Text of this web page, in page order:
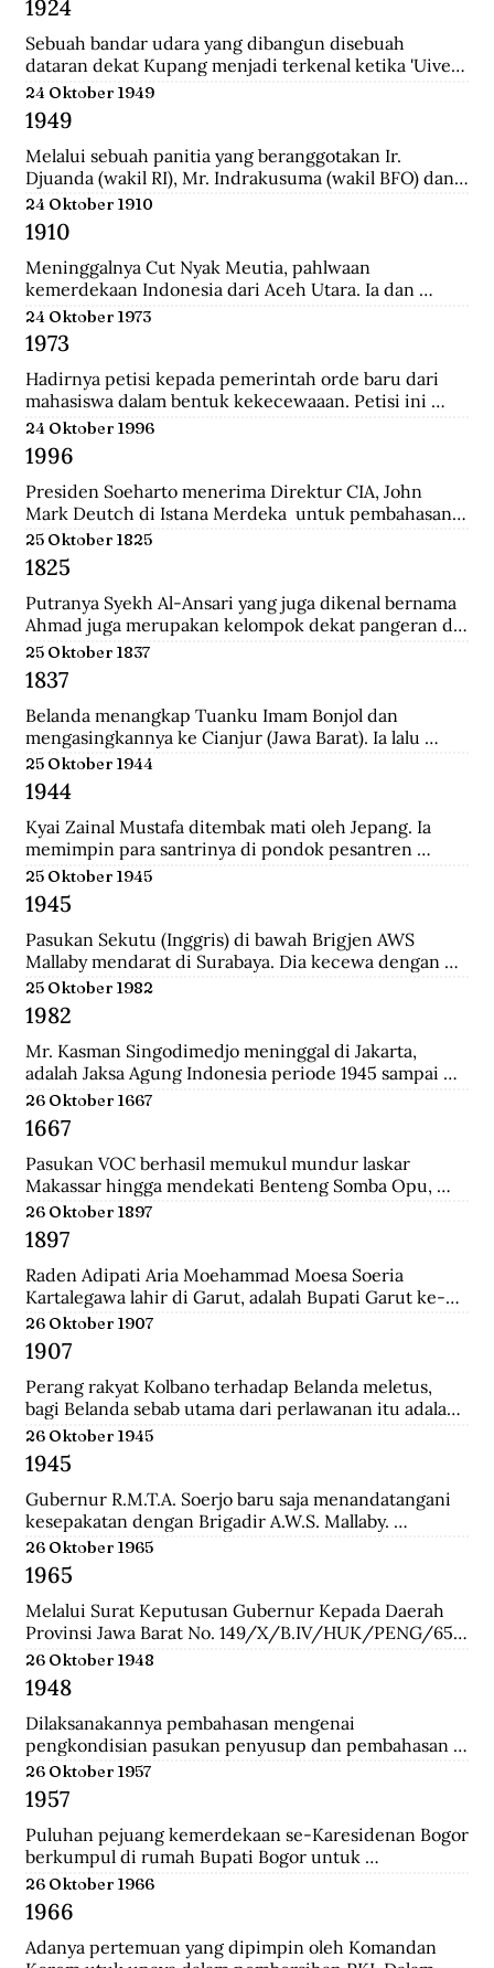
School (HIS) dan MULO di Solo, lalu ke AMS di
Yogyakarta, kemudian mengambil jurusan Teknik Sipil
di Technische Hoogeschool te Bandoeng (sekarang
ITB).
1924
Sebuah bandar udara yang dibangun disebuah
dataran dekat Kupang menjadi terkenal ketika 'Uiver',
pesawat Belanda KLM DC-2 yang sedang dicoba
menerbangi jalur niaga dari London ke Sydney
mendarat di situ untuk mengisi bahan bakar.
24 Oktober 1949
1949
Melalui sebuah panitia yang beranggotakan Ir.
Djuanda (wakil RI), Mr. Indrakusuma (wakil BFO) dan
Hirschfeld (wakil Belanda), membuat perjanjian
bahwa RIS akan mengambil alih pijaman-pinjaman
Hindia Belanda yang semuanya berjumlah 4.300 juta
gulden.
24 Oktober 1910
1910
Meninggalnya Cut Nyak Meutia, pahlwaan
kemerdekaan Indonesia dari Aceh Utara. Ia dan
pasukannya terus melakukan perlawanan dengan
menyerang dan merampas pos kolonial di wilaya Gayo
yang melewati hutan.
24 Oktober 1973
1973
Hadirnya petisi kepada pemerintah orde baru dari
mahasiswa dalam bentuk kekecewaaan. Petisi ini
dipicu karena adanya penyelewengan yang dilakukan
oleh pemerintah dan korupsi yang besar.
24 Oktober 1996
1996
Presiden Soeharto menerima Direktur CIA, John
Mark Deutch di Istana Merdeka  untuk pembahasan
perkembangan Indonesia.
25 Oktober 1825
1825
Putranya Syekh Al-Ansari yang juga dikenal bernama
Ahmad juga merupakan kelompok dekat pangeran di
Tegalrejo sebelum Perang Jawa dan tewas
mempertahankan markas Diponegoro di Selarong.
25 Oktober 1837
1837
Belanda menangkap Tuanku Imam Bonjol dan
mengasingkannya ke Cianjur (Jawa Barat). Ia lalu
dipindahkan ke Ambon (Maluku), terus ke Manado
(Sulawesi Utara) sampai wafat.
25 Oktober 1944
1944
Kyai Zainal Mustafa ditembak mati oleh Jepang. Ia
memimpin para santrinya di pondok pesantren
Sukamanah, menghadapi serangan pihak jepang.
Peristiwa itu dipicu oleh kedatangan empat opsir
Jepang ke pondok sehari sebelumnya untuk
membawa Kyai  Zainal menghadap pemerintah
Jepang di Tasikmalaya.
25 Oktober 1945
1945
Pasukan Sekutu (Inggris) di bawah Brigjen AWS
Mallaby mendarat di Surabaya. Dia kecewa dengan
keputusan para petinggi Sekutu terhadap rakyat
Surabaya.
25 Oktober 1982
1982
Mr. Kasman Singodimedjo meninggal di Jakarta,
adalah Jaksa Agung Indonesia periode 1945 sampai
1946 dan juga mantan Menteri Muda Kehakiman pada
Kabinet Amir Sjarifuddin II. Selain itu ia juga adalah
Ketua KNIP (Komite Nasional Indonesia Pusat) yang
menjadi cikal bakal dari DPR.
26 Oktober 1667
1667
Pasukan VOC berhasil memukul mundur laskar
Makassar hingga mendekati Benteng Somba Opu,
istana Sultan Hassanudin, bahkan pasukan yang
dipimpin Cornelis Speelman sudah sampai di depan
pintu benteng. Gowa mengalami kekalahan dalam
peperangan. Speelman dan Arung Palakka merasa
bahwa inilah saat untuk menawarkan perundingan
kepada Sultan Hasanuddin.
26 Oktober 1897
1897
Raden Adipati Aria Moehammad Moesa Soeria
Kartalegawa lahir di Garut, adalah Bupati Garut ke-6
yang menjabat dari tahun 1929-1944. Moesa Soeria
Kartalegawa mempelopori pendirian Partai Rakyat
Pasundan (PRP) pada tahun 1946 dan Negara
Pasundan pada tahun 1947.
26 Oktober 1907
1907
Perang rakyat Kolbano terhadap Belanda meletus,
bagi Belanda sebab utama dari perlawanan itu adalah
terbunuhnya 19 serdadu dan beberapa orang sipil
Belanda oleh Boi Kapitan dan anak buahnya.
26 Oktober 1945
1945
Gubernur R.M.T.A. Soerjo baru saja menandatangani
kesepakatan dengan Brigadir A.W.S. Mallaby.
Pertemuan yang terbilang sukses itu melahirkan
empat kesepakatan: 1. Pihak Inggris (baca:Sekutu)
mengakui keberadaan Republik Indonesia sebatas
distrik Surabaya. 2. Pihak Inggris tidak akan
membawa masuk pasukan Belanda dan tidak ada
pasukan Belanda yang disusupkan pada pasukan
Inggris yang mendarat di Surabaya. 3. Pasukan Inggris
hanya dibolehkan berada pada radius 800 meter dari
pelabuhan. 4. Untuk memperlancar komunikasi
antara pihak Inggris dengan Republik dalam
keseharian, maka dibentuk Biro Kontak
beranggotakan perwakilan dari kedua belah pihak.
26 Oktober 1965
1965
Melalui Surat Keputusan Gubernur Kepada Daerah
Provinsi Jawa Barat No. 149/X/B.IV/HUK/PENG/65,
Mashudi memberhentikan sementara waktu delapan
anggota PKI yang duduk dalam DPRD-GR. Mereka
adalah Suharna Affandi, Abbas Usman, Akhmad
Suganda, Enok Rokhayati, Mustofa, Cece Suryadi,
Sukra Prawira Sentana, dan Suhlan Sujana.
26 Oktober 1948
1948
Dilaksanakannya pembahasan mengenai
pengkondisian pasukan penyusup dan pembahasan
taktik untuk melawan pasukan Negara Pasundan dan
DI/TII.
26 Oktober 1957
1957
Puluhan pejuang kemerdekaan se-Karesidenan Bogor
berkumpul di rumah Bupati Bogor untuk
menyepakati gedung di Jalan Cikeumeuh sebagai
Museum Perjoangan.
26 Oktober 1966
1966
Adanya pertemuan yang dipimpin oleh Komandan